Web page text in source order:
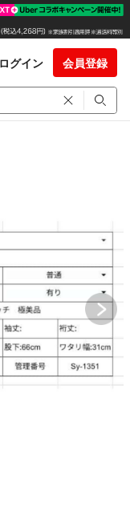
ログイン 会員登録